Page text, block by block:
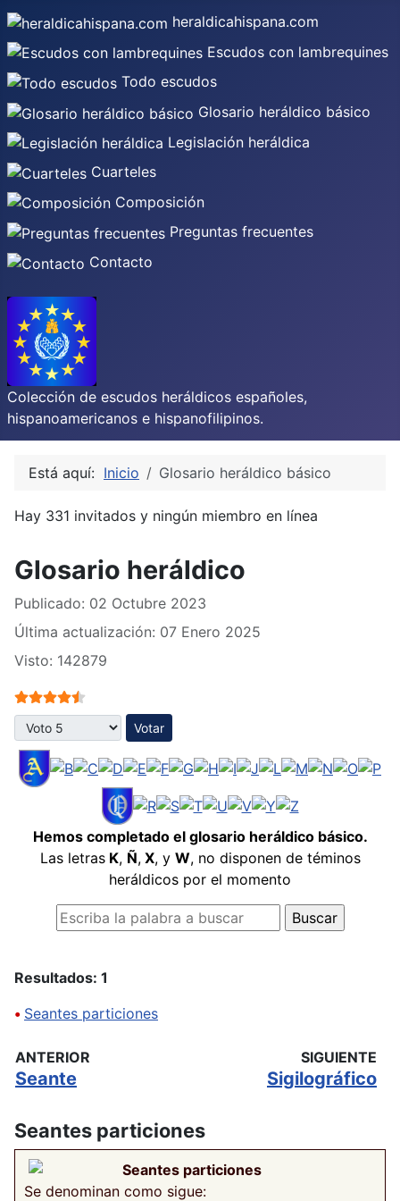
heraldicahispana.com
Escudos con lambrequines
Todo escudos
Glosario heráldico básico
Legislación heráldica
Cuarteles
Composición
Preguntas frecuentes
Contacto
Colección de escudos heráldicos españoles,
hispanoamericanos e hispanofilipinos.
Está aquí: Inicio Glosario heráldico básico
Hay 331 invitados y ningún miembro en línea
Glosario heráldico
Publicado: 02 Octubre 2023
Última actualización: 07 Enero 2025
Visto: 142879
Ratio:4.5/
Por favor, vote
Hemos completado el glosario heráldico básico.
Las letrasK, Ñ,X, y W, no disponen de téminos
heráldicos por el momento
Resultados: 1
• Seantes particiones
ANTERIOR
Seante
SIGUIENTE
Sigilográfico
Seantes particiones
Seantes particiones
Se denominan como sigue: